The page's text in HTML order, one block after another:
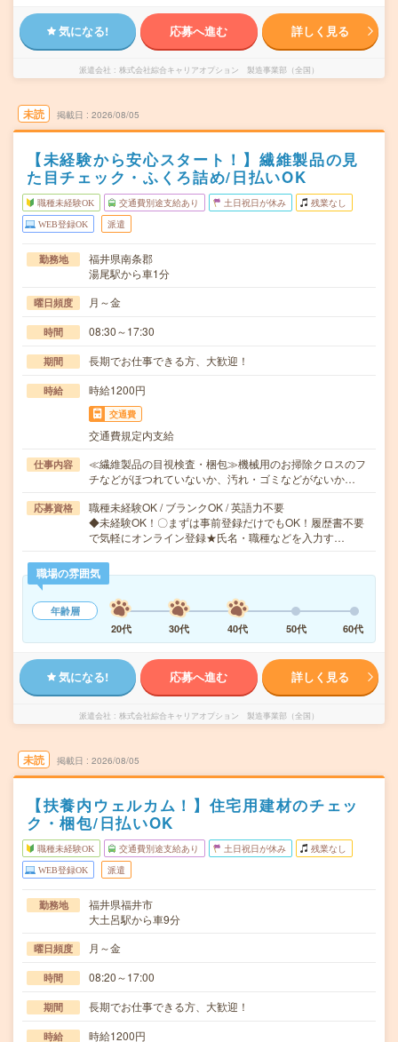
気になる! 応募へ進む 詳しく見る
派遣会社 株式会社綜合キャリアオプション 製造事業部（全国）
未読 掲載日 2026/08/05
【未経験から安心スタート！】繊維製品の見
た目チェック・ふくろ詰め/日払いOK
職種未経験OK 交通費別途支給あり 土日祝日が休み 残業なし
WEB登録OK 派遣
勤務地
福井県南条郡
湯尾駅から車1分
曜日頻度 月～金
時間 08:30～17:30
期間 長期でお仕事できる方、大歓迎！
時給 時給1200円
交通費
交通費規定内支給
仕事内容
≪繊維製品の目視検査・梱包≫機械用のお掃除クロスのフ
チなどがほつれていないか、汚れ・ゴミなどがないか…
応募資格
職種未経験OK / ブランクOK / 英語力不要
◆未経験OK！〇まずは事前登録だけでもOK！履歴書不要
で気軽にオンライン登録★氏名・職種などを入力す…
職場の雰囲気
年齢層
20代
30代 40代 50代 60代
気になる! 応募へ進む 詳しく見る
派遣会社 株式会社綜合キャリアオプション 製造事業部（全国）
未読 掲載日 2026/08/05
【扶養内ウェルカム！】住宅用建材のチェッ
ク・梱包/日払いOK
職種未経験OK 交通費別途支給あり 土日祝日が休み 残業なし
WEB登録OK 派遣
勤務地
福井県福井市
大土呂駅から車9分
曜日頻度 月～金
時間 08:20～17:00
期間 長期でお仕事できる方、大歓迎！
時給 時給1200円